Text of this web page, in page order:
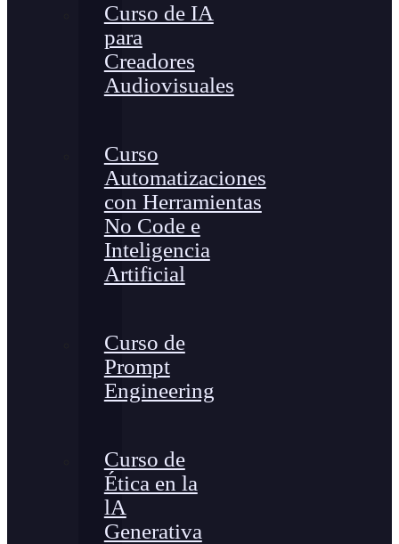
Curso de IA
para
Creadores
Audiovisuales
Curso
Automatizaciones
con Herramientas
No Code e
Inteligencia
Artificial
Curso de
Prompt
Engineering
Curso de
Ética en la
lA
Generativa